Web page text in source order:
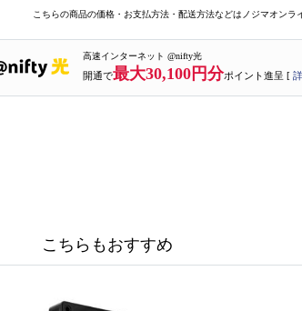
こちらの商品の価格・お支払方法・配送方法などはノジマオンラ
高速インターネット @nifty光
開通で最大30,100円分ポイント進呈 [
こちらもおすすめ